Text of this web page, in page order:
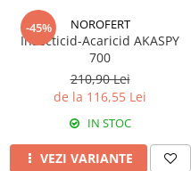
FASOLE BOABE DE TOAMNĂ
Erbicide
FASOLE BOABE PRIMĂVARĂ
Erbicide
FLOAREA SOARELUI
LUCERNĂ
Biostimulatori
Fertilizanți foliari
Dezinfectant sol
Insecticide
-45% NOROFERT
Insecticid-Acaricid AKASPY
700
210,90 Lei
de la 116,55 Lei
IN STOC
VEZI VARIANTE